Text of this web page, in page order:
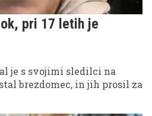
pri 17 letih je
je s svojimi sledilci na
brezdomec, in jih prosil za